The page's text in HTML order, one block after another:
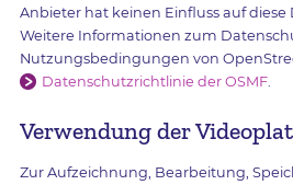
Anbieter hat keinen Einfluss auf
Weitere Informationen zum
Nutzungsbedingungen von
Datenschutzrichtlinie der OSMF.
Verwendung der
Zur Aufzeichnung, Bearbeitung,